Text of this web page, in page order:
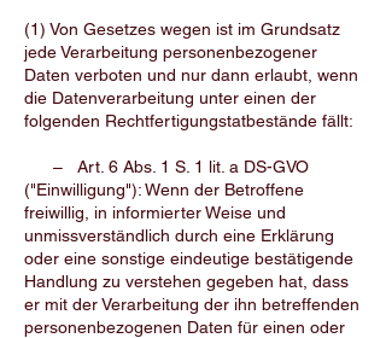
(1) Von Gesetzes wegen ist im Grundsatz
jede Verarbeitung personenbezogener
Daten verboten und nur dann erlaubt, wenn
die Datenverarbeitung unter einen der
folgenden Rechtfertigungstatbestände fällt:
– Art. 6 Abs. 1 S. 1 lit. a DS-GVO
("Einwilligung"): Wenn der Betroffene
freiwillig, in informierter Weise und
unmissverständlich durch eine Erklärung
oder eine sonstige eindeutige bestätigende
Handlung zu verstehen gegeben hat, dass
er mit der Verarbeitung der ihn betreffenden
personenbezogenen Daten für einen oder